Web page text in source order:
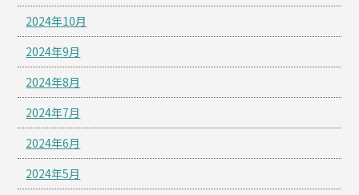
2024年10月
2024年9月
2024年8月
2024年7月
2024年6月
2024年5月